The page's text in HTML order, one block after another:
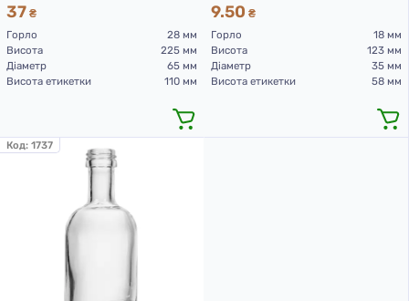
37 ₴
Горло
28 мм
Висота
225 мм
Діаметр
65 мм
Висота етикетки
110 мм
9.50 ₴
Горло
18 мм
Висота
123 мм
Діаметр
35 мм
Висота етикетки
58 мм
Код: 1737